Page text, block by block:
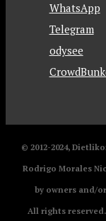
WhatsApp
Telegram
odysee
© 2012-2024,
Rodrigo Morales
by owners and/
All rights